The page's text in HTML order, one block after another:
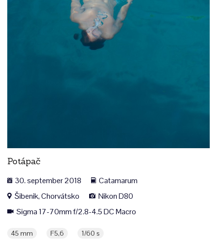
Potápač
30. september 2018
Catamarum
Šibenik, Chorvátsko
Nikon D80
Sigma 17-70mm f/2.8-4.5 DC Macro
45 mm F5,6 1/60 s